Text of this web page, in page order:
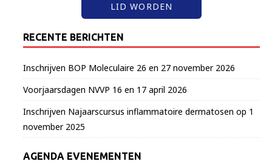
LID WORDEN
RECENTE BERICHTEN
Inschrijven BOP Moleculaire 26 en 27 november 2026
Voorjaarsdagen NVVP 16 en 17 april 2026
Inschrijven Najaarscursus inflammatoire dermatosen op 1
november 2025
AGENDA EVENEMENTEN